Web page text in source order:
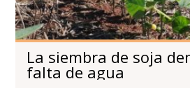
La siembra de soja
falta de agua